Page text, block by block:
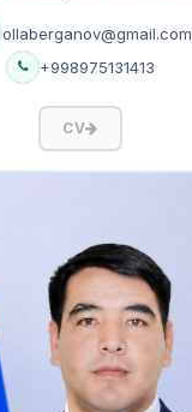
ollaberganov@gmail.com
+998975131413
CV